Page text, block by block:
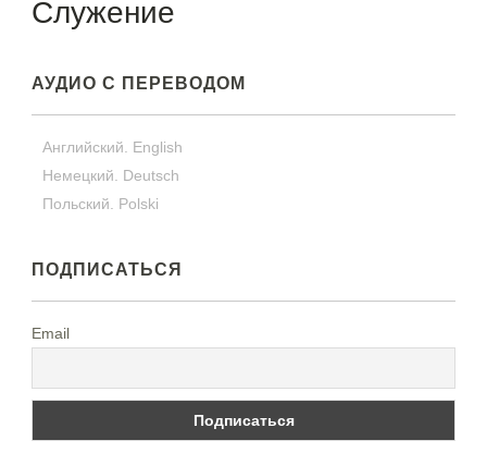
Служение
АУДИО С ПЕРЕВОДОМ
Английский. English
Немецкий. Deutsch
Польский. Polski
ПОДПИСАТЬСЯ
Email